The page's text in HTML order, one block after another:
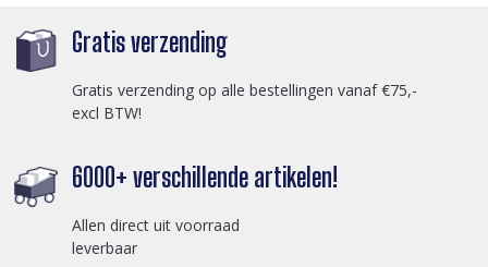
Gratis verzending
Gratis verzending op alle bestellingen vanaf €75,-
excl BTW!
6000+ verschillende artikelen!
Allen direct uit voorraad
leverbaar